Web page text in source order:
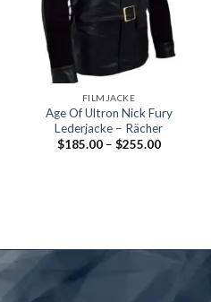
FILMJACKE
Age Of Ultron Nick Fury
Lederjacke – Rächer
$185.00 – $255.00